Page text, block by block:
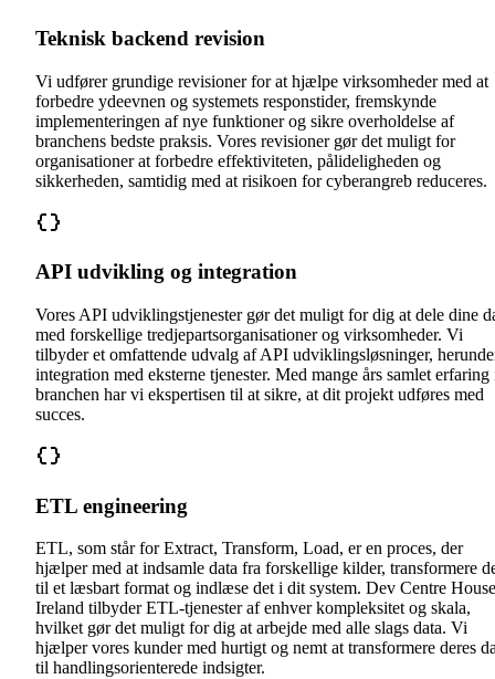
Teknisk backend revision
Vi udfører grundige revisioner for at hjælpe virksomheder med at
forbedre ydeevnen og systemets responstider, fremskynde
implementeringen af nye funktioner og sikre overholdelse af
branchens bedste praksis. Vores revisioner gør det muligt for
organisationer at forbedre effektiviteten, pålideligheden og
sikkerheden, samtidig med at risikoen for cyberangreb reduceres.
API udvikling og integration
Vores API udviklingstjenester gør det muligt for dig at dele dine
med forskellige tredjepartsorganisationer og virksomheder. Vi
tilbyder et omfattende udvalg af API udviklingsløsninger,
integration med eksterne tjenester. Med mange års samlet erfaring
branchen har vi ekspertisen til at sikre, at dit projekt udføres med
succes.
ETL engineering
ETL, som står for Extract, Transform, Load, er en proces, der
hjælper med at indsamle data fra forskellige kilder, transformere
til et læsbart format og indlæse det i dit system. Dev Centre House
Ireland tilbyder ETL-tjenester af enhver kompleksitet og skala,
hvilket gør det muligt for dig at arbejde med alle slags data. Vi
hjælper vores kunder med hurtigt og nemt at transformere deres
til handlingsorienterede indsigter.